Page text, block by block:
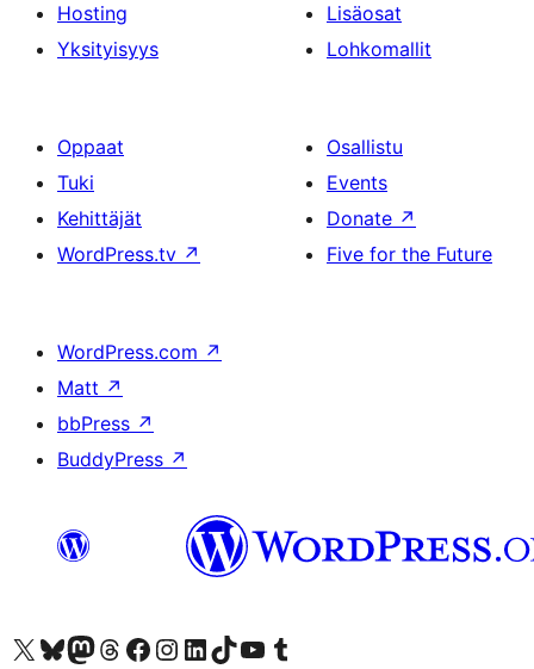
Hosting
Yksityisyys
Lisäosat
Lohkomallit
Oppaat
Tuki
Kehittäjät
WordPress.tv ↗
Osallistu
Events
Donate ↗
Five for the Future
WordPress.com ↗
Matt ↗
bbPress ↗
BuddyPress ↗
Visit our X (formerly Twitter) account
Visit our Bluesky account
Visit our Mastodon account
Visit our Threads account
Visit our Facebook page
Visit our Instagram account
Visit our LinkedIn account
Visit our TikTok account
Näytä YouTube-kanava
Visit our Tumblr account